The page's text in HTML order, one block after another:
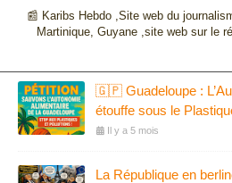
📰 Karibs Hebdo ,Site web du
Martinique, Guyane ,site web sur le
🇬🇵 Guadeloupe :
étouffe sous le
Il y a 5 mois
La République en